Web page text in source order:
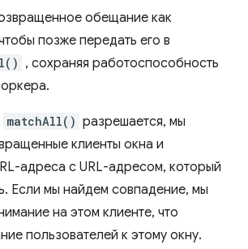
обещание как
позже передать его в
, сохраняя работоспособность
matchAll() разрешается, мы
клиенты окна и
адреса с URL-адресом, который
Если мы найдем совпадение, мы
на этом клиенте, что
пользователей к этому окну.